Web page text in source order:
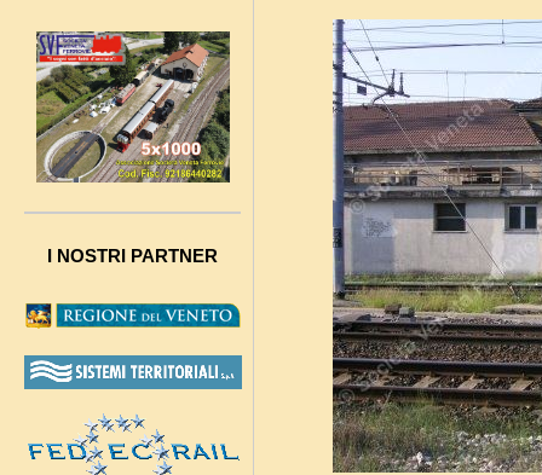
I NOSTRI PARTNER